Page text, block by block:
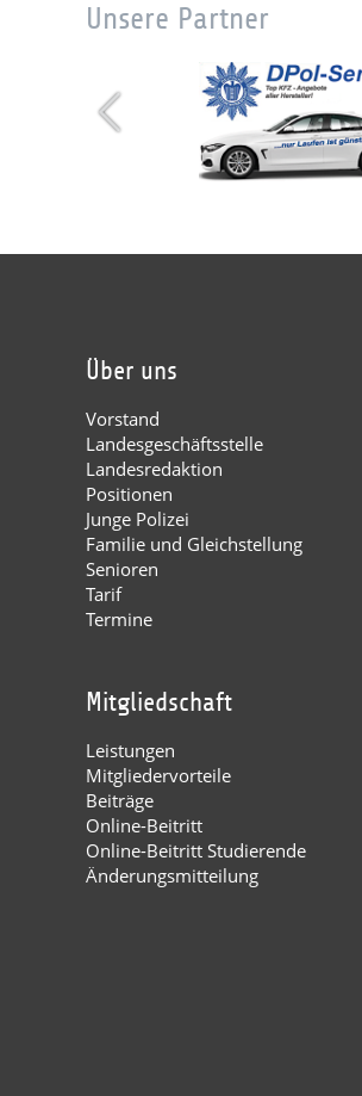
Unsere Partner
Über uns
Vorstand
Landesgeschäftsstelle
Landesredaktion
Positionen
Junge Polizei
Familie und Gleichstellung
Senioren
Tarif
Termine
Mitgliedschaft
Leistungen
Mitgliedervorteile
Beiträge
Online-Beitritt
Online-Beitritt Studierende
Änderungsmitteilung